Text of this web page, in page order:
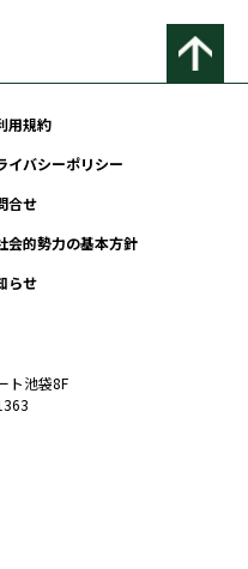
用規約
イバシーポリシー
合せ
会的勢力の基本方針
らせ
ト池袋8F